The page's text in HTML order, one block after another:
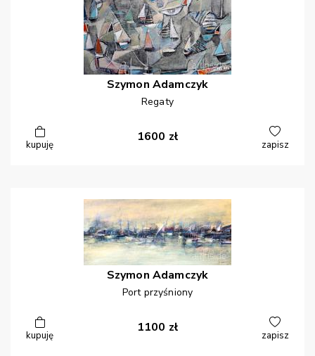
Szymon Adamczyk
Regaty
kupuję
1600 zł
zapisz
Szymon Adamczyk
Port przyśniony
kupuję
1100 zł
zapisz